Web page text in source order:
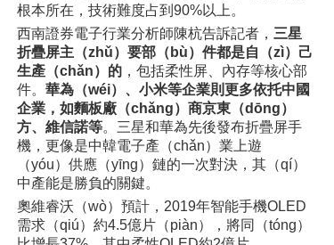
根本所在，技術難度占到90%以上。
西南證券電子行業分析師陳杭告訴記者， 三星
折疊屏主（zhǔ）要部（bù）件都是自（zì）己
生產（chǎn）的 ，包括柔性屏、內存等核心部
件。華為（wéi）、小米等企業則更多依托中國
企業，如麵板廠（chǎng）商京東（dōng）
方、維信諾等。三星和華為先後發布折疊屏手
機，更像是中韓電子產（chǎn）業上遊
（yóu）供應（yīng）鏈的一次對決，其（qí）
中產能是勝負的關鍵。
奧維睿沃（wò）預計，2019年智能手機OLED
需求（qiú）約4.5億片（piàn），將同（tóng）